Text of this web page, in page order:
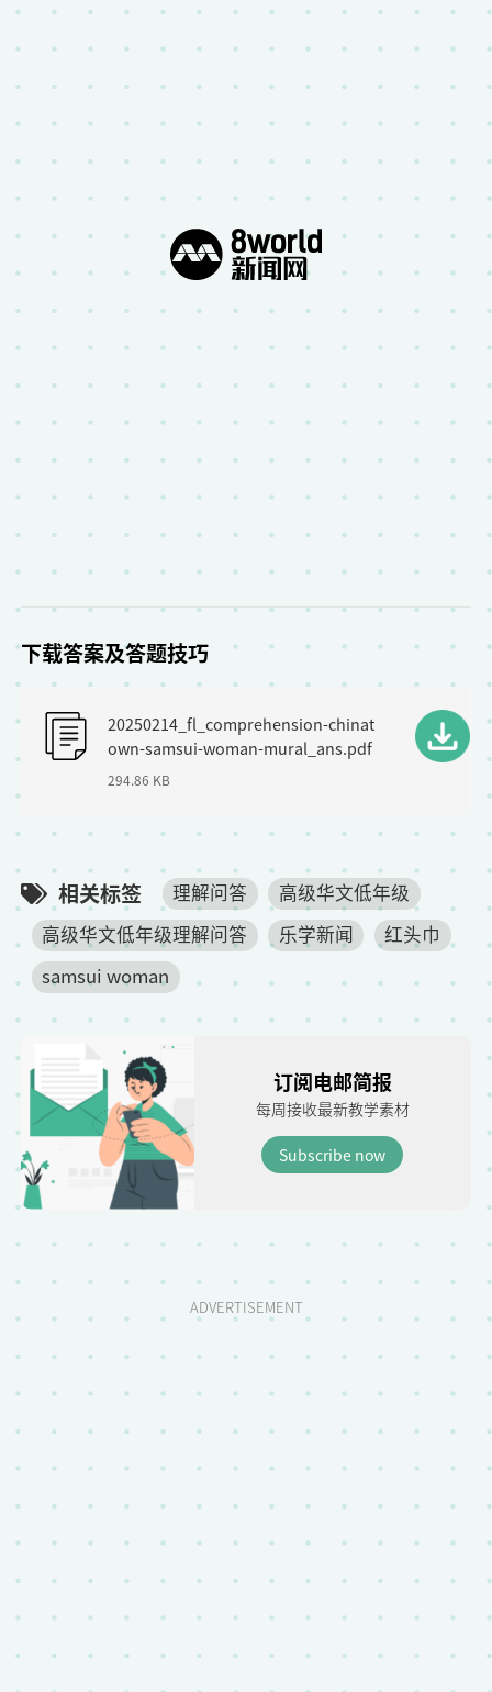
下载答案及答题技巧
20250214_fl_comprehension-chinat
own-samsui-woman-mural_ans.pdf
294.86 KB
相关标签 理解问答
高级华文低年级
高级华文低年级理解问答
乐学新闻
红头巾
samsui woman
订阅电邮简报
每周接收最新教学素材
Subscribe now
ADVERTISEMENT